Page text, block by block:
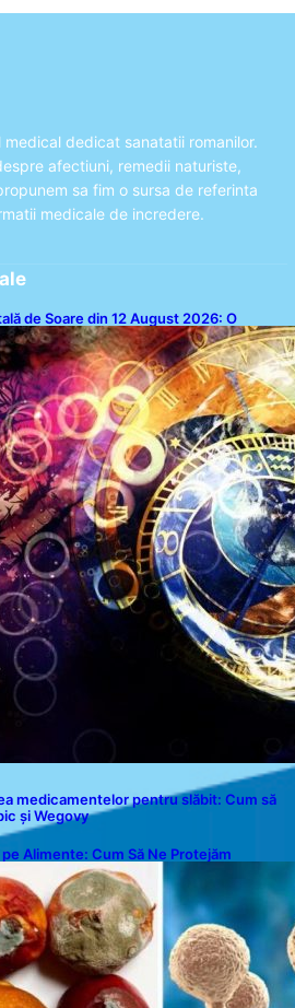
dedicat sanatatii romanilor.
afectiuni, remedii naturiste,
sa fim o sursa de referinta
medicale de incredere.
de Soare din 12 August 2026: O
asupra Trei Zodii și a Ciclului de
medicamentelor pentru slăbit: Cum să
și Wegovy
Alimente: Cum Să Ne Protejăm